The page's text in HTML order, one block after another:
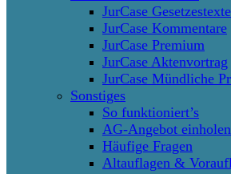
JurCase Gesetzestexte
JurCase Kommentare
JurCase Premium
JurCase Aktenvortrag
JurCase Mündliche
Sonstiges
So funktioniert’s
AG-Angebot einholen
Häufige Fragen
Altauflagen &